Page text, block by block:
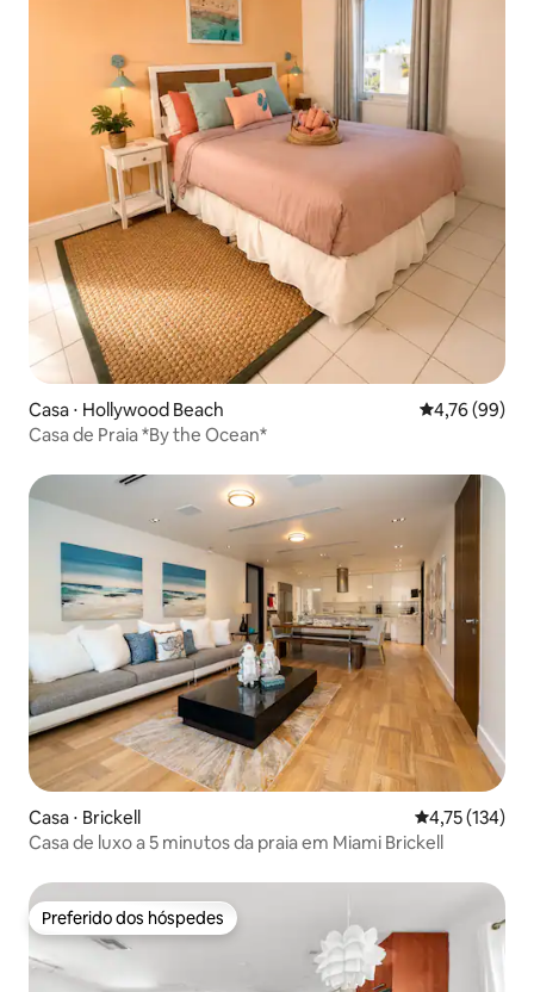
Casa ⋅ Hollywood Beach 4,76 de uma
4,76 (99)
Casa de Praia *By the Ocean*
Casa ⋅ Brickell 4,75 de uma
4,75 (134)
Casa de luxo a 5 minutos da praia em Miami Brickell
Preferido dos hóspedes
Preferido dos hóspedes